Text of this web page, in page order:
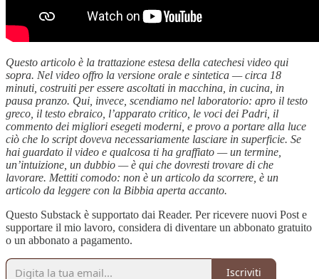
Questo articolo è la trattazione estesa della catechesi video qui
sopra. Nel video offro la versione orale e sintetica — circa 18
minuti, costruiti per essere ascoltati in macchina, in cucina, in
pausa pranzo. Qui, invece, scendiamo nel laboratorio: apro il testo
greco, il testo ebraico, l’apparato critico, le voci dei Padri, il
commento dei migliori esegeti moderni, e provo a portare alla luce
ciò che lo script doveva necessariamente lasciare in superficie. Se
hai guardato il video e qualcosa ti ha graffiato — un termine,
un’intuizione, un dubbio — è qui che dovresti trovare di che
lavorare. Mettiti comodo: non è un articolo da scorrere, è un
articolo da leggere con la Bibbia aperta accanto.
Questo Substack è supportato dai Reader. Per ricevere nuovi Post e
supportare il mio lavoro, considera di diventare un abbonato gratuito
o un abbonato a pagamento.
Iscriviti